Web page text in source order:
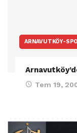
ARNAVUTKÖY-
Tem 19,